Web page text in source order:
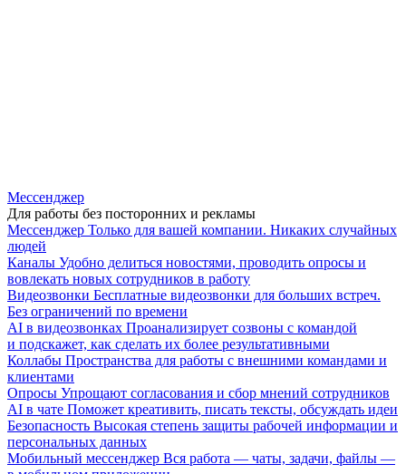
Мессенджер
Для работы без посторонних и рекламы
Мессенджер Только для вашей компании. Никаких случайных
людей
Каналы Удобно делиться новостями, проводить опросы и
вовлекать новых сотрудников в работу
Видеозвонки Бесплатные видеозвонки для больших встреч.
Без ограничений по времени
AI в видеозвонках Проанализирует созвоны с командой
и подскажет, как сделать их более результативными
Коллабы Пространства для работы с внешними командами и
клиентами
Опросы Упрощают согласования и сбор мнений сотрудников
AI в чате Поможет креативить, писать тексты, обсуждать идеи
Безопасность Высокая степень защиты рабочей информации и
персональных данных
Мобильный мессенджер Вся работа — чаты, задачи, файлы —